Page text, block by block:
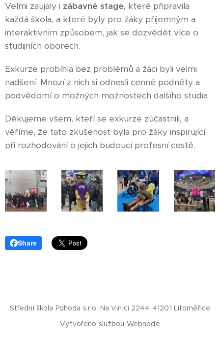
Velmi zaujaly i zábavné stage, které připravila
každá škola, a které byly pro žáky příjemným a
interaktivním způsobem, jak se dozvědět více o
studijních oborech.
Exkurze probíhla bez problémů a žáci byli velmi
nadšení. Mnozí z nich si odnesli cenné podněty a
podvědomí o možných možnostech dalšího studia.
Děkujeme všem, kteří se exkurze zúčastnili, a
věříme, že tato zkušenost byla pro žáky inspirující
při rozhodování o jejich budoucí profesní cestě.
Share
Střední škola Pohoda s.r.o. Na Vinici 2244, 41201 Litoměřice
Vytvořeno službou Webnode